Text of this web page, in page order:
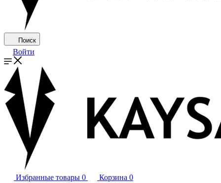
Поиск
Войти
Избранные товары 0 Корзина 0